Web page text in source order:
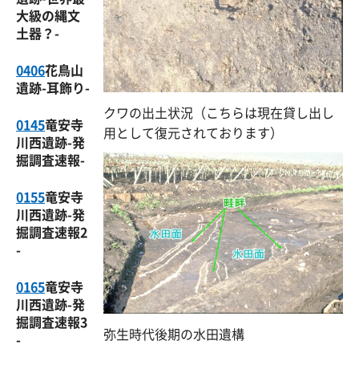
大級の縄文
土器？-
0406花鳥山
遺跡-耳飾り-
0145竜安寺
川西遺跡-発
掘調査速報-
0155竜安寺
川西遺跡-発
掘調査速報2
-
0165竜安寺
川西遺跡-発
掘調査速報3
-
クワの出土状況（こちらは現在貸し出し
用として復元されております）
弥生時代後期の水田遺構